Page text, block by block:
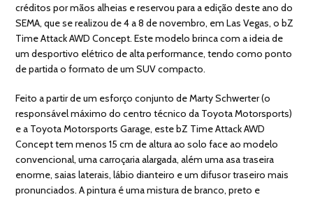
créditos por mãos alheias e reservou para a edição deste ano do
SEMA, que se realizou de 4 a 8 de novembro, em Las Vegas, o bZ
Time Attack AWD Concept. Este modelo brinca com a ideia de
um desportivo elétrico de alta performance, tendo como ponto
de partida o formato de um SUV compacto.
Feito a partir de um esforço conjunto de Marty Schwerter (o
responsável máximo do centro técnico da Toyota Motorsports)
e a Toyota Motorsports Garage, este bZ Time Attack AWD
Concept tem menos 15 cm de altura ao solo face ao modelo
convencional, uma carroçaria alargada, além uma asa traseira
enorme, saias laterais, lábio dianteiro e um difusor traseiro mais
pronunciados. A pintura é uma mistura de branco, preto e